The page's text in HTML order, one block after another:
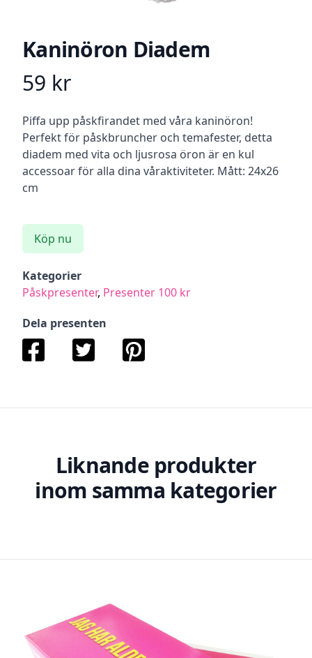
Kaninöron Diadem
Product information
59 kr
Beskrivning
Piffa upp påskfirandet med våra kaninöron!
Perfekt för påskbruncher och temafester, detta
diadem med vita och ljusrosa öron är en kul
accessoar för alla dina våraktiviteter. Mått: 24x26
cm
Köp nu
Kategorier
Påskpresenter, Presenter 100 kr
Dela presenten
Liknande produkter
inom samma kategorier